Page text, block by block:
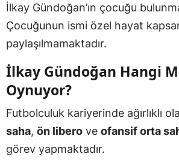
İlkay Gündoğan’ın çocuğu
Çocuğunun ismi özel hayat
paylaşılmamaktadır.
İlkay Gündoğan Hangi
Oynuyor?
Futbolculuk kariyerinde ağırlıklı
saha, ön libero ve ofansif orta
görev yapmaktadır.